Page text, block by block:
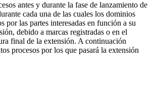
antes y durante la fase de lanzamiento de
cada una de las cuales los dominios
por las partes interesadas en función a su
debido a marcas registradas o en el
final de la extensión. A continuación
procesos por los que pasará la extensión